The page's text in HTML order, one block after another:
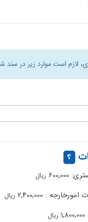
لازم است موارد زیر در سند
ریال
: 2,400,000 ریال
ریال